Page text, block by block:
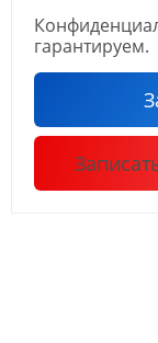
гарантируем.